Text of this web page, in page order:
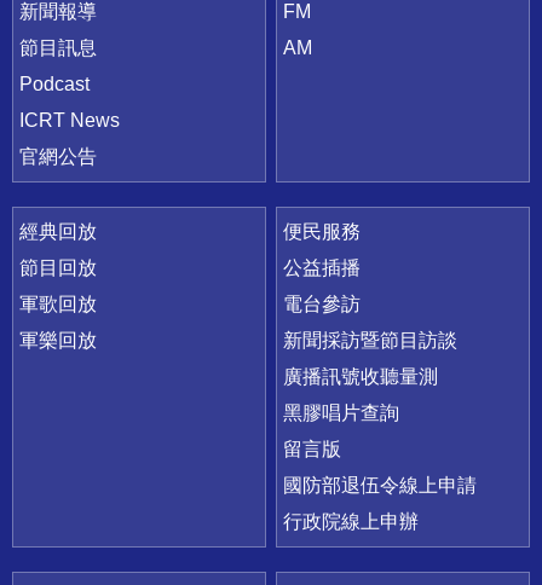
新聞報導
節目訊息
Podcast
ICRT News
官網公告
FM
AM
經典回放
節目回放
軍歌回放
軍樂回放
便民服務
公益插播
電台參訪
新聞採訪暨節目訪談
廣播訊號收聽量測
黑膠唱片查詢
留言版
國防部退伍令線上申請
行政院線上申辦